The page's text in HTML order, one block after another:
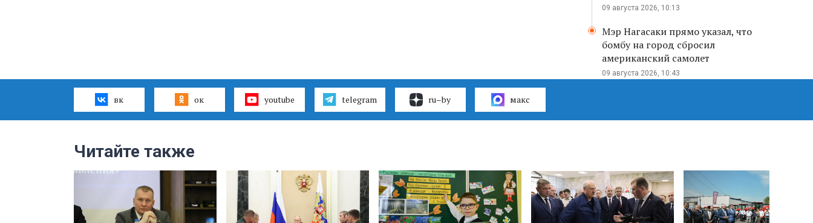
09 августа 2026, 10:13
Мэр Нагасаки прямо указал, что
бомбу на город сбросил
американский самолет
09 августа 2026, 10:43
вк ок youtube telegram ru–by макс
Читайте также